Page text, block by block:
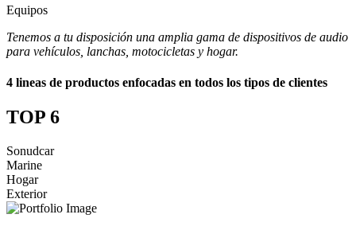
Equipos
Tenemos a tu disposición una amplia gama de dispositivos de audio
para vehículos, lanchas, motocicletas y hogar.
4 lineas de productos enfocadas en todos los tipos de clientes
TOP 6
Sonudcar
Marine
Hogar
Exterior